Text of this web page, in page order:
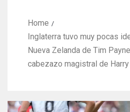
Home
Inglaterra tuvo muy pocas
Nueva Zelanda de Tim
cabezazo magistral de Harry